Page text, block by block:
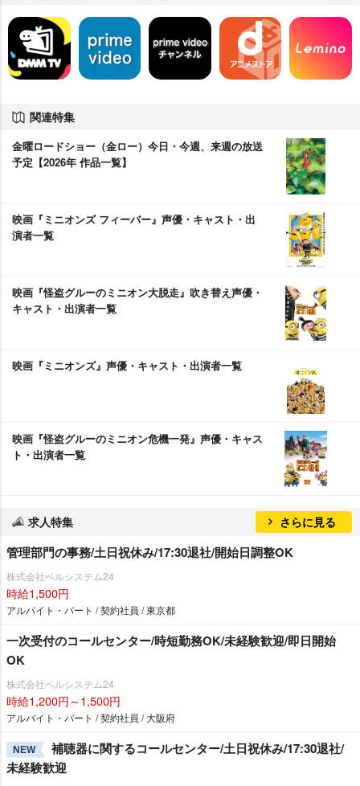
関連特集
金曜ロードショー（金ロー）今日・今週、来週の放送
予定【2026年 作品一覧】
映画『ミニオンズ フィーバー』声優・キャスト・出
演者一覧
映画『怪盗グルーのミニオン大脱走』吹き替え声優・
キャスト・出演者一覧
映画『ミニオンズ』声優・キャスト・出演者一覧
映画『怪盗グルーのミニオン危機一発』声優・キャス
ト・出演者一覧
求人特集 さらに見る
管理部門の事務/土日祝休み/17:30退社/開始日調整OK
株式会社ベルシステム24
時給1,500円
アルバイト・パート / 契約社員 / 東京都
一次受付のコールセンター/時短勤務OK/未経験歓迎/即日開始
OK
株式会社ベルシステム24
時給1,200円～1,500円
アルバイト・パート / 契約社員 / 大阪府
NEW
補聴器に関するコールセンター/土日祝休み/17:30退社/
未経験歓迎